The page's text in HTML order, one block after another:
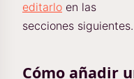
editarlo en las
secciones siguientes.
Cómo añadir